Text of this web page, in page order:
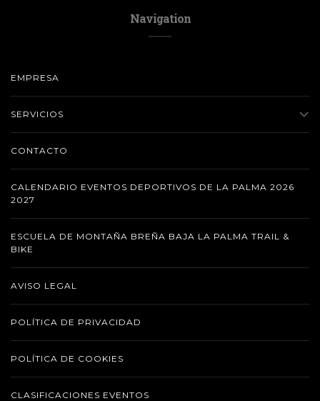
Navigation
EMPRESA
SERVICIOS
CONTACTO
CALENDARIO EVENTOS DEPORTIVOS DE LA PALMA 2026
2027
ESCUELA DE MONTAÑA BREÑA BAJA LA PALMA TRAIL &
BIKE
AVISO LEGAL
POLÍTICA DE PRIVACIDAD
POLÍTICA DE COOKIES
CLASIFICACIONES EVENTOS